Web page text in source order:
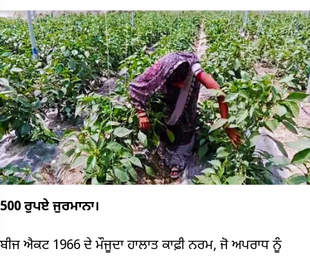
500 ਰੁਪਏ ਜੁਰਮਾਨਾ।
ਬੀਜ ਐਕਟ 1966 ਦੇ ਮੌਜੂਦਾ ਹਾਲਾਤ ਕਾਫ਼ੀ ਨਰਮ, ਜੋ ਅਪਰਾਧ ਨੂੰ